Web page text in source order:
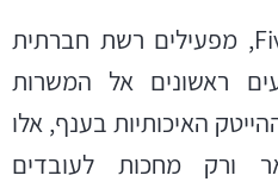
, מפעילים רשת חברתית
ראשונים אל המשרות
האיכותיות בענף, אלו
ורק מחכות לעובדים